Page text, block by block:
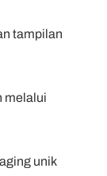
tampilan
melalui
unik